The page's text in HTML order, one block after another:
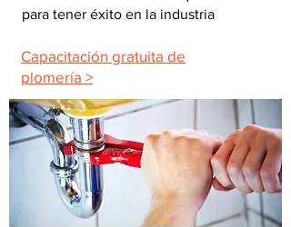
para tener éxito en la industria
Capacitación gratuita de
plomería >